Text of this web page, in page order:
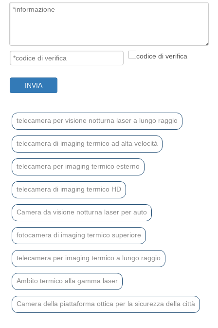
INVIA
telecamera per visione notturna laser a lungo raggio
telecamera di imaging termico ad alta velocità
telecamera per imaging termico esterno
telecamera di imaging termico HD
Camera da visione notturna laser per auto
fotocamera di imaging termico superiore
telecamera per imaging termico a lungo raggio
Ambito termico alla gamma laser
Camera della piattaforma ottica per la sicurezza della città